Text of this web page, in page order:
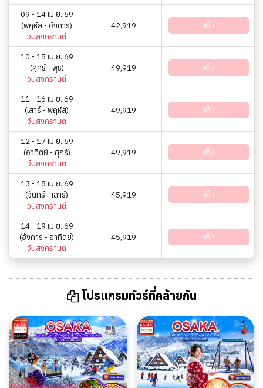
09 - 14 เม.ย. 69
(พฤหัส - อังคาร)
วันสงกรานต์
42,919 เต็ม
10 - 15 เม.ย. 69
(ศุกร์ - พุธ)
วันสงกรานต์
49,919 เต็ม
11 - 16 เม.ย. 69
(เสาร์ - พฤหัส)
วันสงกรานต์
49,919 เต็ม
12 - 17 เม.ย. 69
(อาทิตย์ - ศุกร์)
วันสงกรานต์
49,919 เต็ม
13 - 18 เม.ย. 69
(จันทร์ - เสาร์)
วันสงกรานต์
45,919 เต็ม
14 - 19 เม.ย. 69
(อังคาร - อาทิตย์)
วันสงกรานต์
45,919 เต็ม
โปรแกรมทัวร์ที่คล้ายกัน